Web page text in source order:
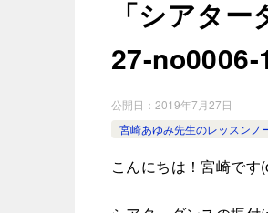
「シアタ
27-no0006-
公開日： 2019年7月27日
宮崎あゆみ先生のレッスンノ
こんにちは！宮崎です